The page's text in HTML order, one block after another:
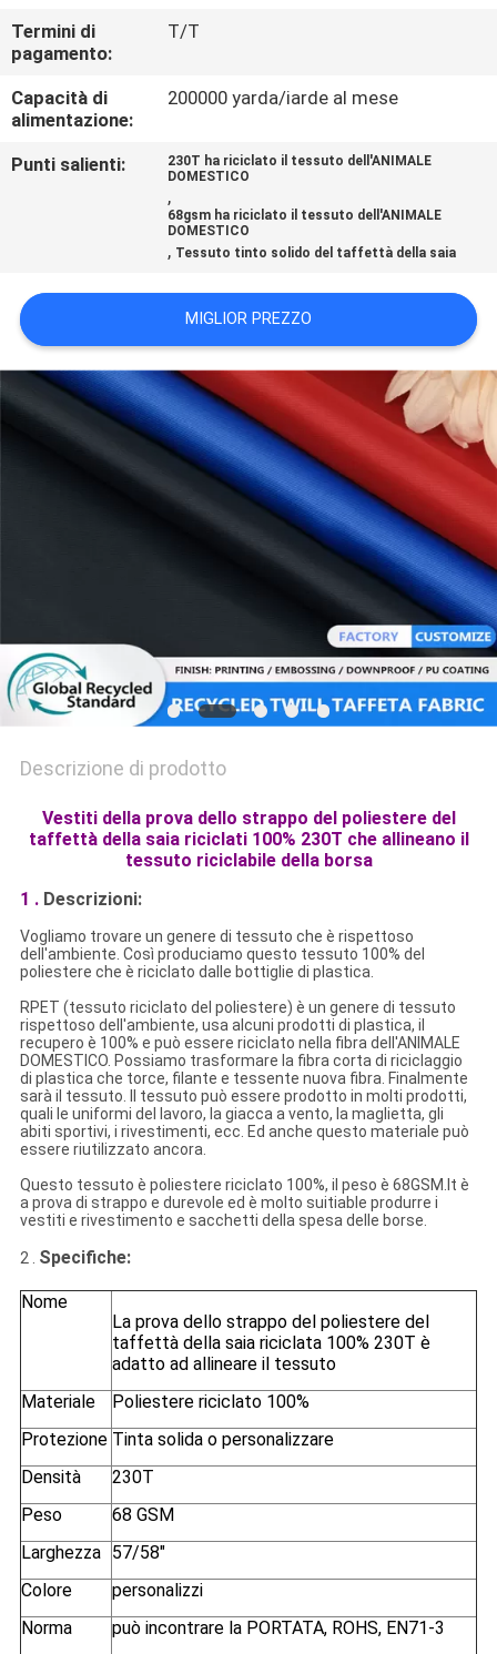
COMPANY
MAPPA
PRIVACY
POLICY
Termini di
pagamento:
T/T
Capacità di
alimentazione:
200000 yarda/iarde al mese
Punti salienti:
230T ha riciclato il tessuto dell'ANIMALE
DOMESTICO
,
68gsm ha riciclato il tessuto dell'ANIMALE
DOMESTICO
, Tessuto tinto solido del taffettà della saia
MIGLIOR PREZZO
Descrizione di prodotto
Vestiti della prova dello strappo del poliestere del
taffettà della saia riciclati 100% 230T che allineano il
tessuto riciclabile della borsa
1 . Descrizioni:
Vogliamo trovare un genere di tessuto che è rispettoso
dell'ambiente. Così produciamo questo tessuto 100% del
poliestere che è riciclato dalle bottiglie di plastica.
RPET (tessuto riciclato del poliestere) è un genere di tessuto
rispettoso dell'ambiente, usa alcuni prodotti di plastica, il
recupero è 100% e può essere riciclato nella fibra dell'ANIMALE
DOMESTICO. Possiamo trasformare la fibra corta di riciclaggio
di plastica che torce, filante e tessente nuova fibra. Finalmente
sarà il tessuto. Il tessuto può essere prodotto in molti prodotti,
quali le uniformi del lavoro, la giacca a vento, la maglietta, gli
abiti sportivi, i rivestimenti, ecc. Ed anche questo materiale può
essere riutilizzato ancora.
Questo tessuto è poliestere riciclato 100%, il peso è 68GSM.It è
a prova di strappo e durevole ed è molto suitiable produrre i
vestiti e rivestimento e sacchetti della spesa delle borse.
2 . Specifiche:
Nome
La prova dello strappo del poliestere del
taffettà della saia riciclata 100% 230T è
adatto ad allineare il tessuto
Materiale
Poliestere riciclato 100%
Protezione Tinta solida o personalizzare
Densità
230T
Peso
68 GSM
Larghezza 57/58"
Colore
personalizzi
Norma
può incontrare la PORTATA, ROHS, EN71-3